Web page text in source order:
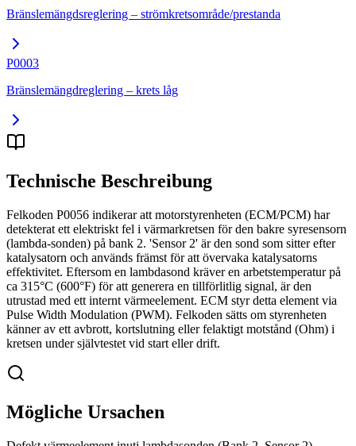
Bränslemängdsreglering – strömkretsområde/prestanda
P0003
Bränslemängdreglering – krets låg
Technische Beschreibung
Felkoden P0056 indikerar att motorstyrenheten (ECM/PCM) har
detekterat ett elektriskt fel i värmarkretsen för den bakre syresensorn
(lambda-sonden) på bank 2. 'Sensor 2' är den sond som sitter efter
katalysatorn och används främst för att övervaka katalysatorns
effektivitet. Eftersom en lambdasond kräver en arbetstemperatur på
ca 315°C (600°F) för att generera en tillförlitlig signal, är den
utrustad med ett internt värmeelement. ECM styr detta element via
Pulse Width Modulation (PWM). Felkoden sätts om styrenheten
känner av ett avbrott, kortslutning eller felaktigt motstånd (Ohm) i
kretsen under självtestet vid start eller drift.
Mögliche Ursachen